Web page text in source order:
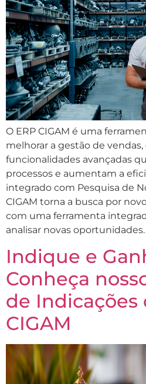
O ERP CIGAM é uma
melhorar a gestão de
funcionalidades avançadas
processos e aumentam a
integrado com Pesquisa de
CIGAM torna a busca por
com uma ferramenta
analisar novas oportunidades.
Indique e
Conheça
de Indicações
CIGAM